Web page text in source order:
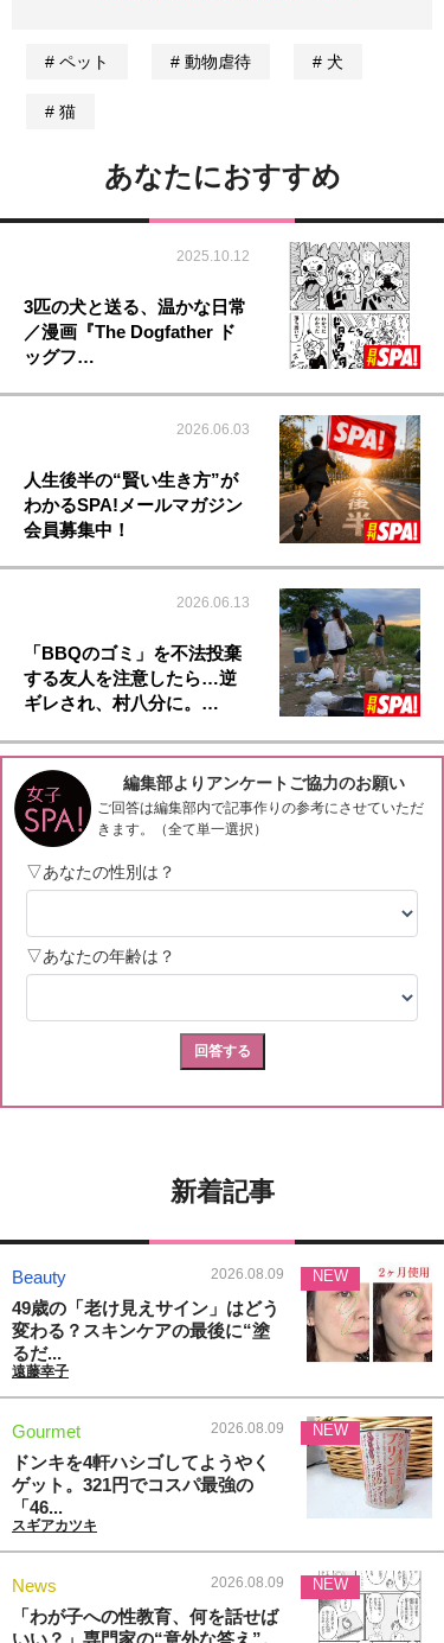
ペット 動物虐待 犬
猫
あなたにおすすめ
2025.10.12
3匹の犬と送る、温かな日常
／漫画『The Dogfather ド
ッグフ…
2026.06.03
人生後半の“賢い生き方”が
わかるSPA!メールマガジン
会員募集中！
2026.06.13
「BBQのゴミ」を不法投棄
する友人を注意したら…逆
ギレされ、村八分に。…
新着記事
Beauty 2026.08.09
49歳の「老け見えサイン」はどう
変わる？スキンケアの最後に“塗
るだ...
遠藤幸子
NEW
Gourmet 2026.08.09
ドンキを4軒ハシゴしてようやく
ゲット。321円でコスパ最強の
「46...
スギアカツキ
NEW
News 2026.08.09
「わが子への性教育、何を話せば
いい？」専門家の“意外な答え”。
NEW